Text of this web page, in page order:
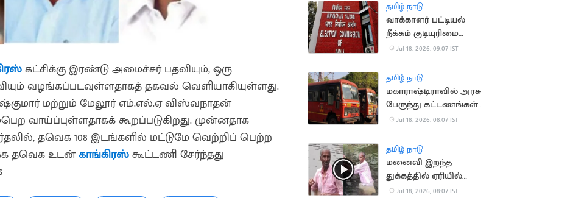
கட்சிக்கு இரண்டு அமைச்சர் பதவியும், ஒரு
வழங்கப்படவுள்ளதாகத் தகவல் வெளியாகியுள்ளது.
மற்றும் மேலூர் எம்.எல்.ஏ விஸ்வநாதன்
வாய்ப்புள்ளதாகக் கூறப்படுகிறது. முன்னதாக
தவெக 108 இடங்களில் மட்டுமே வெற்றிப் பெற்ற
தவெக உடன்காங்கிரஸ்கூட்டணி சேர்ந்தது
தமிழ் நாடு
வாக்காளர் பட்டியல்
நீக்கம் குடியுரிமை
இழப்பாகாது: உச்ச
Jul 18, 2026, 09:07 IST
தமிழ் நாடு
மகாராஷ்டிராவில் அரசு
பேருந்து கட்டணங்கள்
உயர்வு
Jul 18, 2026, 08:07 IST
தமிழ் நாடு
மனைவி இறந்த
துக்கத்தில் ஏரியில்
குதித்து தற்கொலை
Jul 18, 2026, 08:07 IST